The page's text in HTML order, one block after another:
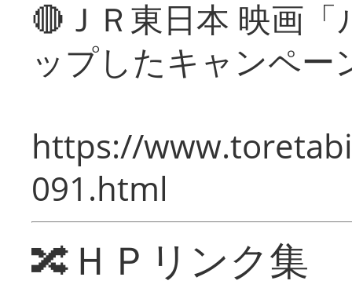
🔴ＪＲ東日本 映画
ップしたキャンペー
https://
091.html
🔀ＨＰリンク集